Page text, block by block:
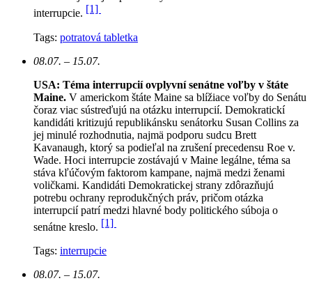
interrupcie. [1]
Tags: potratová tabletka
08.07. – 15.07.
USA: Téma interrupcií ovplyvní senátne voľby v štáte
Maine. V americkom štáte Maine sa blížiace voľby do Senátu
čoraz viac sústreďujú na otázku interrupcií. Demokratickí
kandidáti kritizujú republikánsku senátorku Susan Collins za
jej minulé rozhodnutia, najmä podporu sudcu Brett
Kavanaugh, ktorý sa podieľal na zrušení precedensu Roe v.
Wade. Hoci interrupcie zostávajú v Maine legálne, téma sa
stáva kľúčovým faktorom kampane, najmä medzi ženami
voličkami. Kandidáti Demokratickej strany zdôrazňujú
potrebu ochrany reprodukčných práv, pričom otázka
interrupcií patrí medzi hlavné body politického súboja o
senátne kreslo. [1]
Tags: interrupcie
08.07. – 15.07.